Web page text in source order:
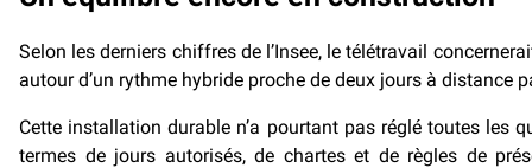
Selon les derniers chiffres de l’Insee, le télétravail
autour d’un rythme hybride proche de deux jours à distance
Cette installation durable n’a pourtant pas réglé toutes les
termes de jours autorisés, de chartes et de règles de